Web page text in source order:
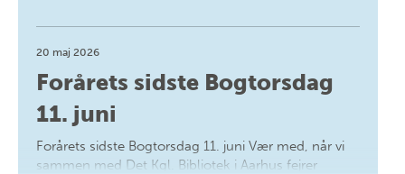
20 maj 2026
Forårets sidste Bogtorsdag
11. juni
Forårets sidste Bogtorsdag 11. juni Vær med, når vi
sammen med Det Kgl. Bibliotek i Aarhus fejrer